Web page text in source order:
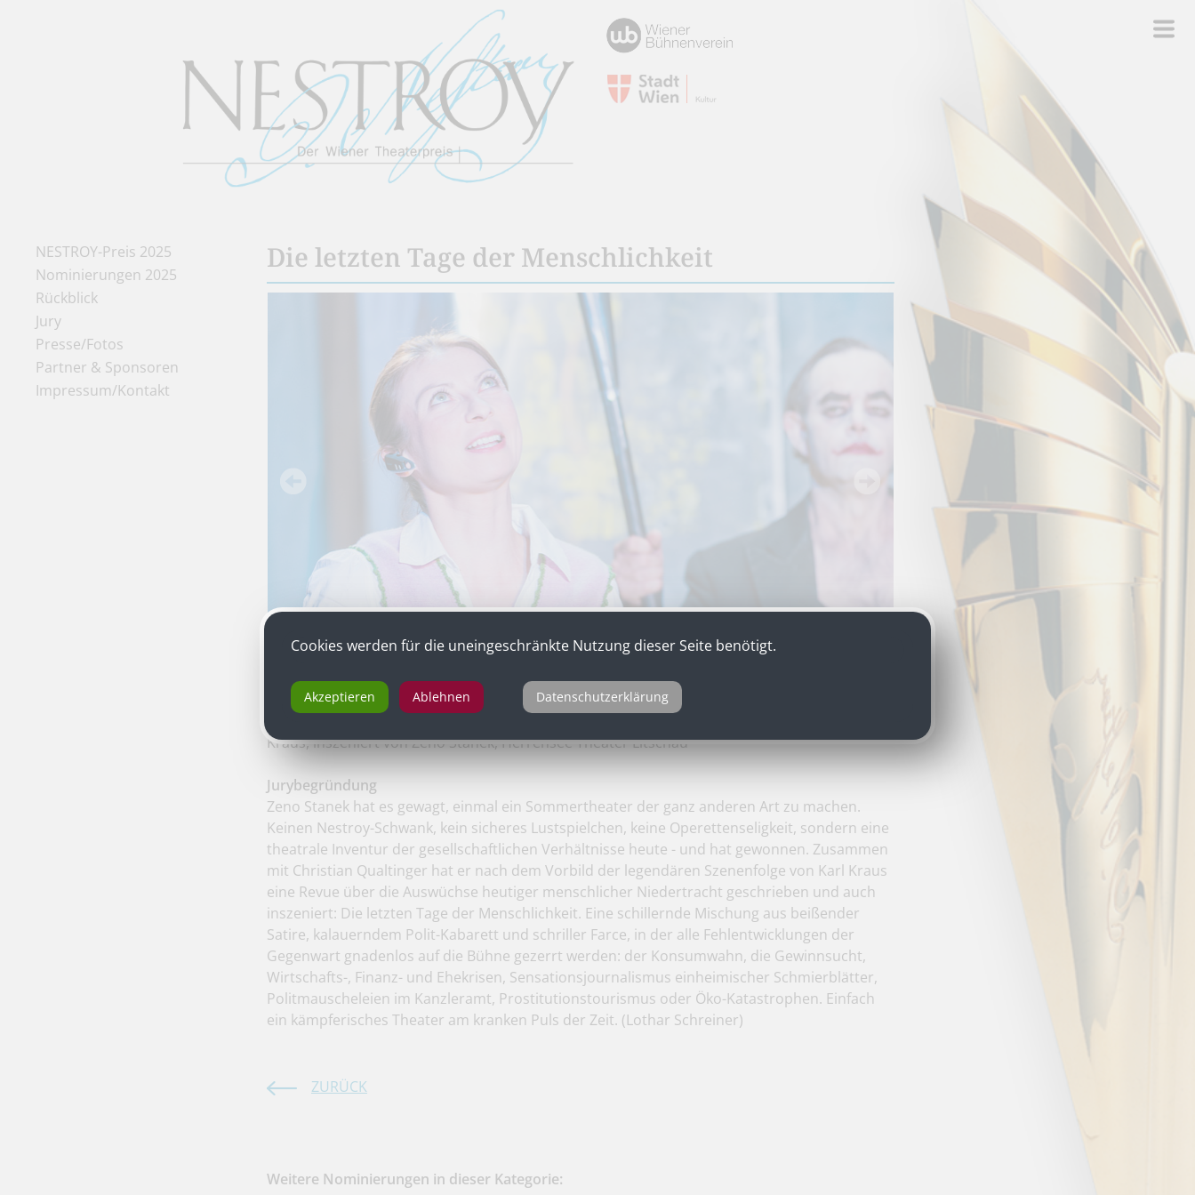
NESTROY-Preis 2025
Nominierungen 2025
Rückblick
Jury
Presse/Fotos
Partner & Sponsoren
Impressum/Kontakt
Die letzten Tage der Menschlichkeit
Kraus, inszeniert von Zeno Stanek, Herrensee Theater Litschau
Jurybegründung
Zeno Stanek hat es gewagt, einmal ein Sommertheater der ganz anderen Art zu machen.
Keinen Nestroy-Schwank, kein sicheres Lustspielchen, keine Operettenseligkeit, sondern eine
theatrale Inventur der gesellschaftlichen Verhältnisse heute - und hat gewonnen. Zusammen
mit Christian Qualtinger hat er nach dem Vorbild der legendären Szenenfolge von Karl Kraus
eine Revue über die Auswüchse heutiger menschlicher Niedertracht geschrieben und auch
inszeniert: Die letzten Tage der Menschlichkeit. Eine schillernde Mischung aus beißender
Satire, kalauerndem Polit-Kabarett und schriller Farce, in der alle Fehlentwicklungen der
Gegenwart gnadenlos auf die Bühne gezerrt werden: der Konsumwahn, die Gewinnsucht,
Wirtschafts-, Finanz- und Ehekrisen, Sensationsjournalismus einheimischer Schmierblätter,
Politmauscheleien im Kanzleramt, Prostitutionstourismus oder Öko-Katastrophen. Einfach
ein kämpferisches Theater am kranken Puls der Zeit. (Lothar Schreiner)
ZURÜCK
Weitere Nominierungen in dieser Kategorie:
Cookies werden für die uneingeschränkte Nutzung dieser Seite benötigt.
Akzeptieren Ablehnen Datenschutzerklärung